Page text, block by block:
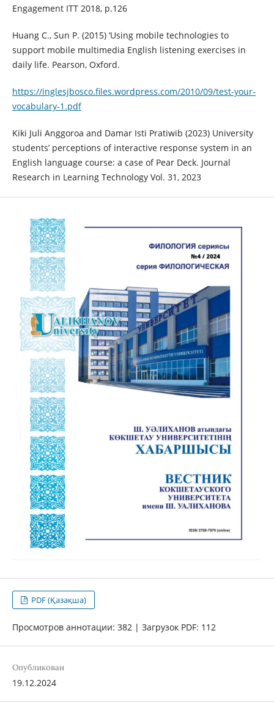
Engagement ITT 2018, p.126
Huang C., Sun P. (2015) ‘Using mobile technologies to
support mobile multimedia English listening exercises in
daily life. Pearson, Oxford.
https://inglesjbosco.files.wordpress.com/2010/09/test-your-
vocabulary-1.pdf
Kiki Juli Anggoroa and Damar Isti Pratiwib (2023) University
students’ perceptions of interactive response system in an
English language course: a case of Pear Deck. Journal
Research in Learning Technology Vol. 31, 2023
PDF (Қазақша)
Просмотров аннотации: 382 | Загрузок PDF: 112
Опубликован
19.12.2024